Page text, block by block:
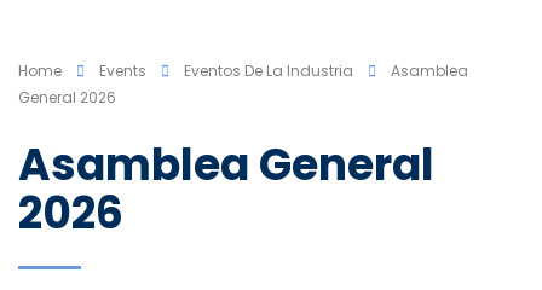
Home Events Eventos De La Industria
Asamblea
General 2026
Asamblea General
2026